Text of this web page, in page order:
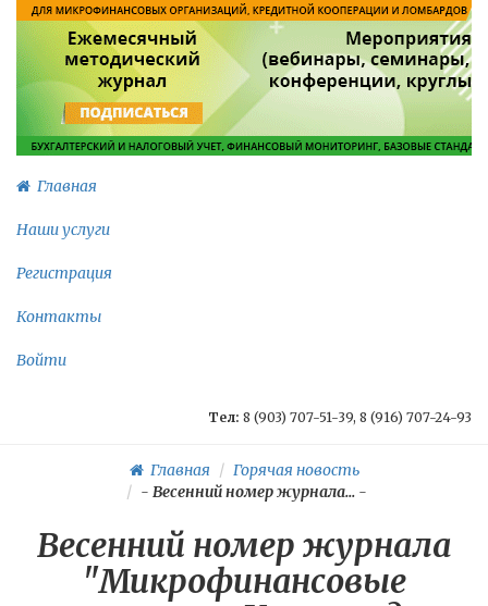
Главная
Наши услуги
Регистрация
Контакты
Войти
Тел: 8 (903) 707-51-39, 8 (916) 707-24-93
Главная
Горячая новость
- Весенний номер журнала... -
Весенний номер журнала
"Микрофинансовые